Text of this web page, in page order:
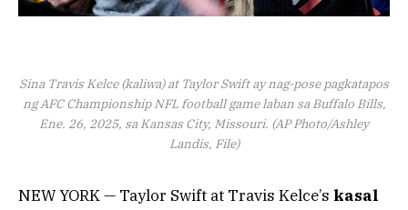
Sina Travis Kelce (kaliwa) at Taylor Swift ay nag-pose pagkatapos
ng AFC Championship NFL football game laban sa Buffalo Bills,
Ene. 26, 2025, sa Kansas City, Missouri. (AP Photo/Ashley
Landis, File)
NEW YORK — Taylor Swift at Travis Kelce’s kasal